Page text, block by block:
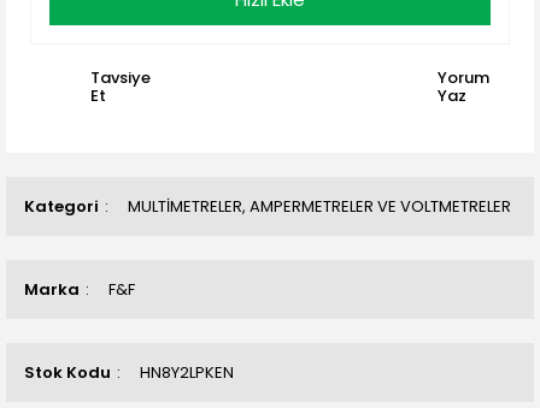
Kategori MULTİMETRELER, AMPERMETRELER VE VOLTMETRELER
Marka F&F
Stok Kodu HN8Y2LPKEN
Tavsiye
Et
Yorum
Yaz